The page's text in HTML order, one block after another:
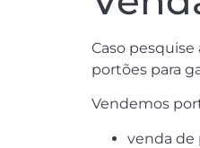
Caso
portões para
Vendemos
venda de